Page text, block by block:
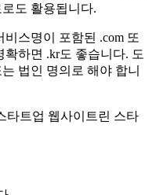
도 활용됩니다.
비스명이 포함된 .com 또
하면 .kr도 좋습니다. 도
법인 명의로 해야 합니
타트업 웹사이트 린 스타